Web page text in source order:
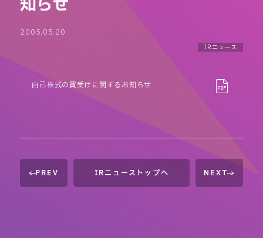
2005.05.20
IRニュース
自己株式の買受けに関するお知らせ
PREV IRニューストップへ NEXT